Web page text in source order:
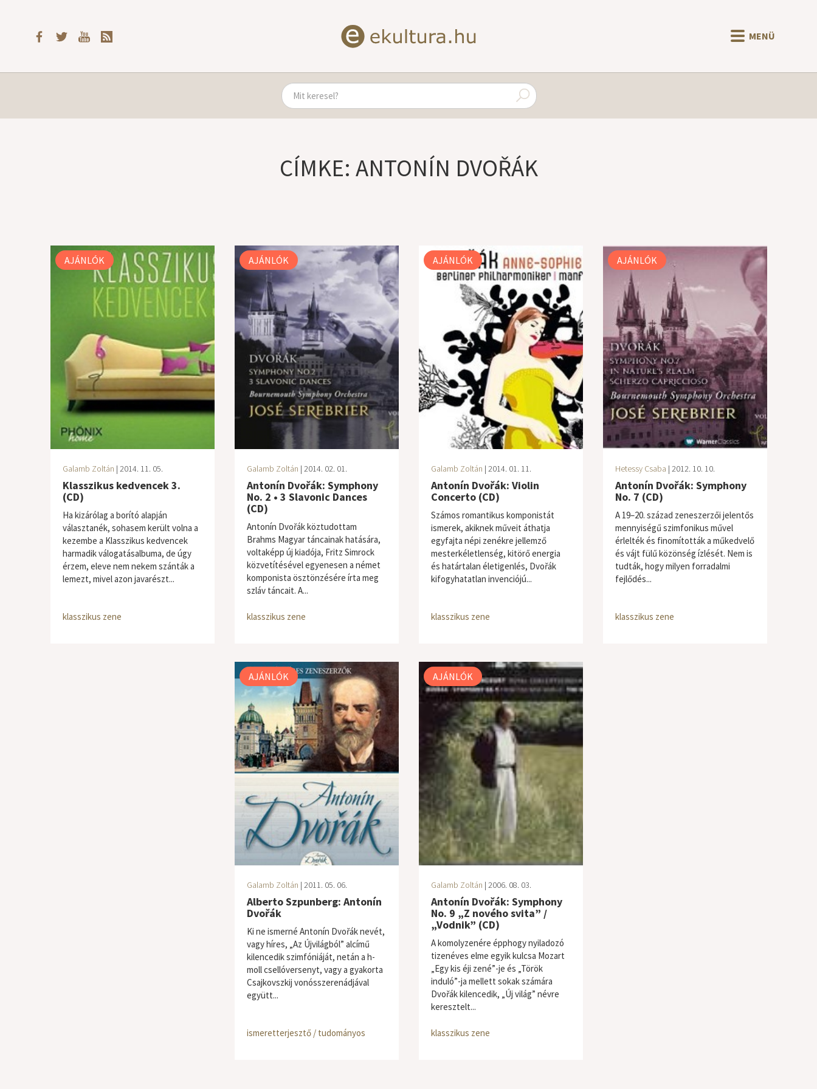
MENÜ
CÍMKE: ANTONÍN DVOŘÁK
AJÁNLÓK
Galamb Zoltán | 2014. 11. 05.
Klasszikus kedvencek 3.
(CD)
Ha kizárólag a borító alapján
választanék, sohasem került volna a
kezembe a Klasszikus kedvencek
harmadik válogatásalbuma, de úgy
érzem, eleve nem nekem szánták a
lemezt, mivel azon javarészt...
klasszikus zene
AJÁNLÓK
Galamb Zoltán | 2014. 02. 01.
Antonín Dvořák: Symphony
No. 2 • 3 Slavonic Dances
(CD)
Antonín Dvořák köztudottam
Brahms Magyar táncainak hatására,
voltaképp új kiadója, Fritz Simrock
közvetítésével egyenesen a német
komponista ösztönzésére írta meg
szláv táncait. A...
klasszikus zene
AJÁNLÓK
Galamb Zoltán | 2014. 01. 11.
Antonín Dvořák: Violin
Concerto (CD)
Számos romantikus komponistát
ismerek, akiknek műveit áthatja
egyfajta népi zenékre jellemző
mesterkéletlenség, kitörő energia
és határtalan életigenlés, Dvořák
kifogyhatatlan invenciójú...
klasszikus zene
AJÁNLÓK
Hetessy Csaba | 2012. 10. 10.
Antonín Dvořák: Symphony
No. 7 (CD)
A 19–20. század zeneszerzői jelentős
mennyiségű szimfonikus művel
érlelték és finomították a műkedvelő
és vájt fülű közönség ízlését. Nem is
tudták, hogy milyen forradalmi
fejlődés...
klasszikus zene
AJÁNLÓK
Galamb Zoltán | 2011. 05. 06.
Alberto Szpunberg: Antonín
Dvořák
Ki ne ismerné Antonín Dvořák nevét,
vagy híres, „Az Újvilágból” alcímű
kilencedik szimfóniáját, netán a h-
moll csellóversenyt, vagy a gyakorta
Csajkovszkij vonósszerenádjával
együtt...
ismeretterjesztő / tudományos
AJÁNLÓK
Galamb Zoltán | 2006. 08. 03.
Antonín Dvořák: Symphony
No. 9 „Z nového svita” /
„Vodnik” (CD)
A komolyzenére épphogy nyiladozó
tizenéves elme egyik kulcsa Mozart
„Egy kis éji zené”-je és „Török
induló”-ja mellett sokak számára
Dvořák kilencedik, „Új világ” névre
keresztelt...
klasszikus zene